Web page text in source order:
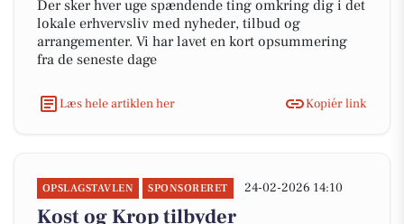
Der sker hver uge spændende ting omkring dig i det
lokale erhvervsliv med nyheder, tilbud og
arrangementer. Vi har lavet en kort opsummering
fra de seneste dage
Læs hele artiklen her Kopiér link
OPSLAGSTAVLEN SPONSORERET 24-02-2026 14:10
Kost og Krop tilbyder